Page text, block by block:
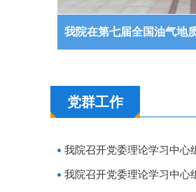
我院在第七届全国油气地
党群工作
我院召开党委理论学习中心
我院召开党委理论学习中心